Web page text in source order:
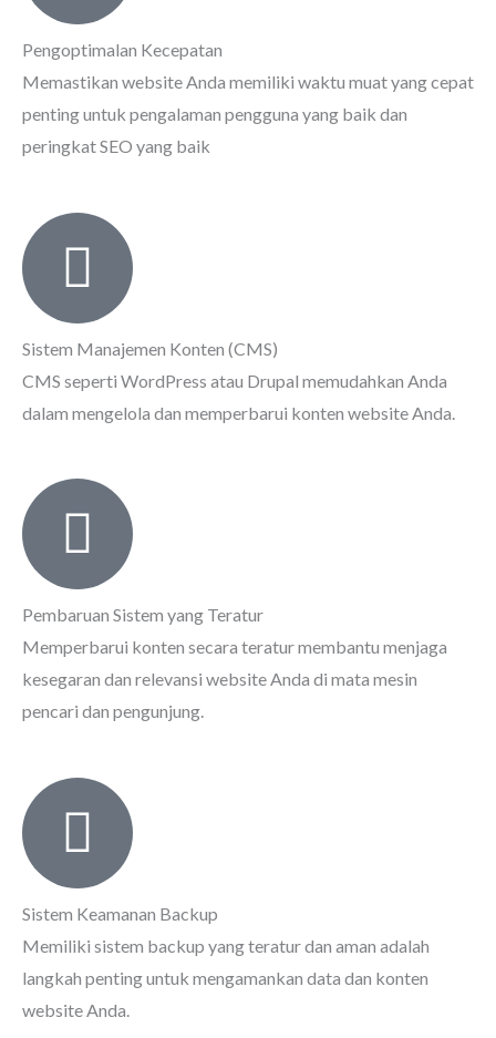
Pengoptimalan Kecepatan
Memastikan website Anda memiliki waktu muat yang cepat
penting untuk pengalaman pengguna yang baik dan
peringkat SEO yang baik
Sistem Manajemen Konten (CMS)
CMS seperti WordPress atau Drupal memudahkan Anda
dalam mengelola dan memperbarui konten website Anda.
Pembaruan Sistem yang Teratur
Memperbarui konten secara teratur membantu menjaga
kesegaran dan relevansi website Anda di mata mesin
pencari dan pengunjung.
Sistem Keamanan Backup
Memiliki sistem backup yang teratur dan aman adalah
langkah penting untuk mengamankan data dan konten
website Anda.